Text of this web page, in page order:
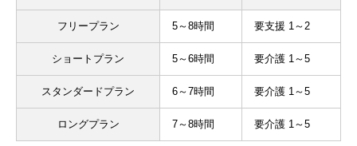
フリープラン 5～8時間 要支援 1～2
ショートプラン 5～6時間 要介護 1～5
スタンダードプラン 6～7時間 要介護 1～5
ロングプラン 7～8時間 要介護 1～5